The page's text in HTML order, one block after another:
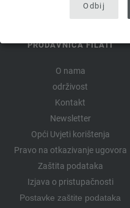
Odbij
PRODAVNICA FILATI
O nama
održivost
Kontakt
Newsletter
Opći Uvjeti korištenja
Pravo na otkazivanje ugovora
Zaštita podataka
Izjava o pristupačnosti
Postavke zaštite podataka